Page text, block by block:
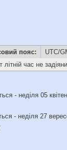
пояс:
UTC/
час не
- неділя 05
- неділя 27